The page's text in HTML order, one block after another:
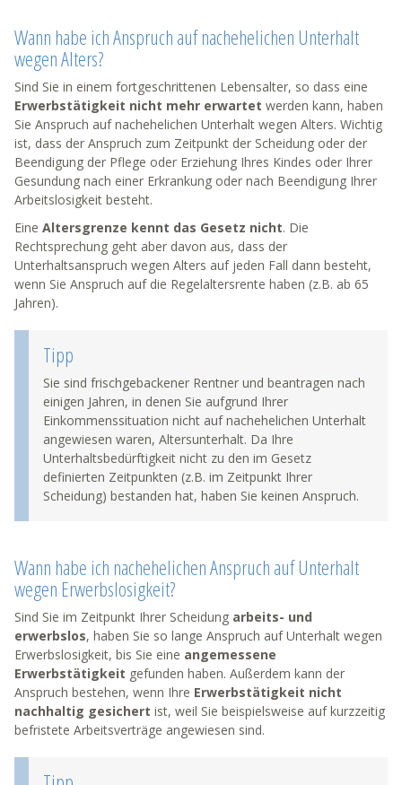
Wann habe ich Anspruch auf nachehelichen Unterhalt
wegen Alters?
Sind Sie in einem fortgeschrittenen Lebensalter, so dass eine
Erwerbstätigkeit nicht mehr erwartet werden kann, haben
Sie Anspruch auf nachehelichen Unterhalt wegen Alters. Wichtig
ist, dass der Anspruch zum Zeitpunkt der Scheidung oder der
Beendigung der Pflege oder Erziehung Ihres Kindes oder Ihrer
Gesundung nach einer Erkrankung oder nach Beendigung Ihrer
Arbeitslosigkeit besteht.
Eine Altersgrenze kennt das Gesetz nicht. Die
Rechtsprechung geht aber davon aus, dass der
Unterhaltsanspruch wegen Alters auf jeden Fall dann besteht,
wenn Sie Anspruch auf die Regelaltersrente haben (z.B. ab 65
Jahren).
Tipp
Sie sind frischgebackener Rentner und beantragen nach
einigen Jahren, in denen Sie aufgrund Ihrer
Einkommenssituation nicht auf nachehelichen Unterhalt
angewiesen waren, Altersunterhalt. Da Ihre
Unterhaltsbedürftigkeit nicht zu den im Gesetz
definierten Zeitpunkten (z.B. im Zeitpunkt Ihrer
Scheidung) bestanden hat, haben Sie keinen Anspruch.
Wann habe ich nachehelichen Anspruch auf Unterhalt
wegen Erwerbslosigkeit?
Sind Sie im Zeitpunkt Ihrer Scheidung arbeits- und
erwerbslos, haben Sie so lange Anspruch auf Unterhalt wegen
Erwerbslosigkeit, bis Sie eine angemessene
Erwerbstätigkeit gefunden haben. Außerdem kann der
Anspruch bestehen, wenn Ihre Erwerbstätigkeit nicht
nachhaltig gesichert ist, weil Sie beispielsweise auf kurzzeitig
befristete Arbeitsverträge angewiesen sind.